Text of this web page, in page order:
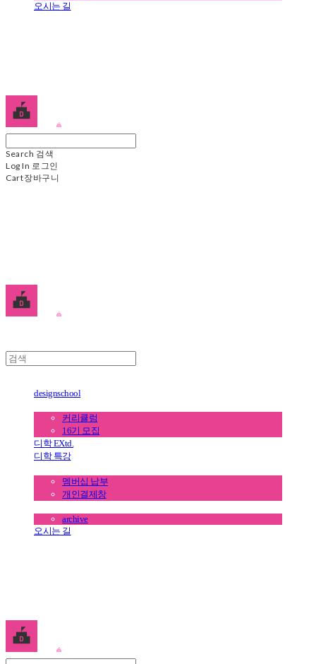
오시는 길
Search 검색
Log In 로그인
Cart장바구니
designschool
커리큘럼
16기 모집
디학 EXtd.
디학 특강
멤버십 납부
개인결제창
archive
오시는 길